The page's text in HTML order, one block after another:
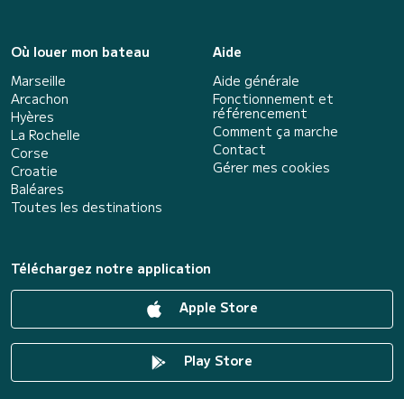
Où louer mon bateau
Marseille
Arcachon
Hyères
La Rochelle
Corse
Croatie
Baléares
Toutes les destinations
Aide
Aide générale
Fonctionnement et
référencement
Comment ça marche
Contact
Gérer mes cookies
Téléchargez notre application
Apple Store
Play Store